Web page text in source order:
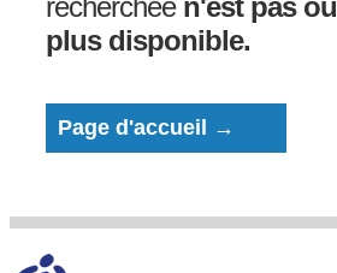
recherchée n'est pas ou
plus disponible.
Page d'accueil →